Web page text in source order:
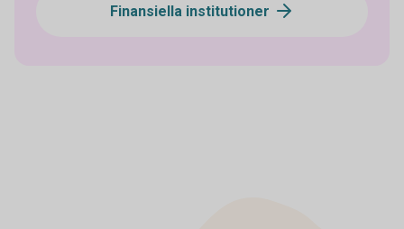
Finansiella institutioner